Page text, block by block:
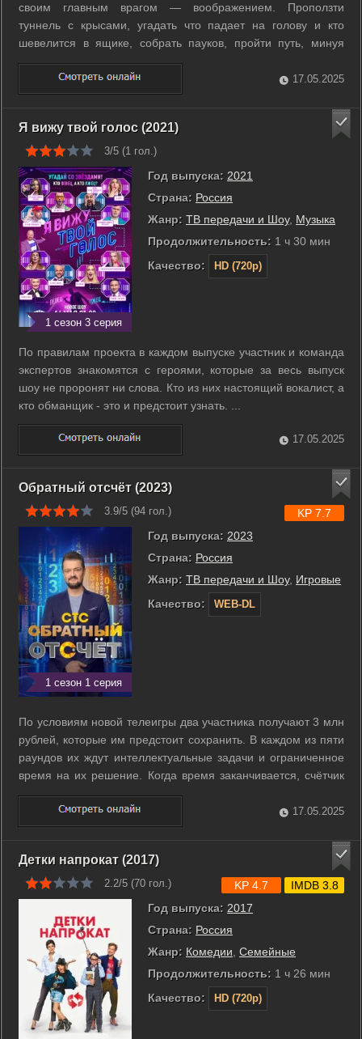
своим главным врагом — воображением. Проползти
туннель с крысами, угадать что падает на голову и кто
шевелится в ящике, собрать пауков, пройти путь, минуя
мышеловки, узнать странные запахи — эти и многие другие
неожиданные испытания ждут звёзд в тёмной комнате. ...
17.05.2025
Я вижу твой голос (2021)
3/5 (1 гол.)
1 сезон 3 серия
Год выпуска: 2021
Страна: Россия
Жанр: ТВ передачи и Шоу, Музыка
Продолжительность: 1 ч 30 мин
Качество:
HD (720p)
По правилам проекта в каждом выпуске участник и команда
экспертов знакомятся с героями, которые за весь выпуск
шоу не проронят ни слова. Кто из них настоящий вокалист, а
кто обманщик - это и предстоит узнать. ...
17.05.2025
Обратный отсчёт (2023)
3.9/5 (94 гол.)
1 сезон 1 серия
Год выпуска: 2023
Страна: Россия
Жанр: ТВ передачи и Шоу, Игровые
Качество:
WEB-DL
KP 7.7
По условиям новой телеигры два участника получают 3 млн
рублей, которые им предстоит сохранить. В каждом из пяти
раундов их ждут интеллектуальные задачи и ограниченное
время на их решение. Когда время заканчивается, счётчик
начинает списывать деньги. В случае неверного ответа
игроки также теряют крупную сумму. В финале звёзды
играют друг против ...
17.05.2025
Детки напрокат (2017)
2.2/5 (70 гол.)
Год выпуска: 2017
Страна: Россия
Жанр: Комедии Семейные
Продолжительность: 1 ч 26 мин
Качество:
HD (720p)
KP 4.7 IMDB 3.8